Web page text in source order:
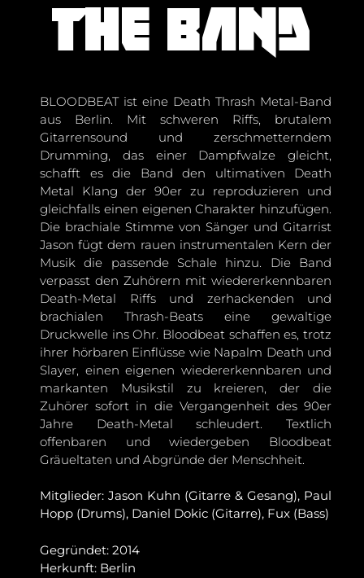
The band
BLOODBEAT ist eine Death Thrash Metal-Band
aus Berlin. Mit schweren Riffs, brutalem
Gitarrensound und zerschmetterndem
Drumming, das einer Dampfwalze gleicht,
schafft es die Band den ultimativen Death
Metal Klang der 90er zu reproduzieren und
gleichfalls einen eigenen Charakter hinzufügen.
Die brachiale Stimme von Sänger und Gitarrist
Jason fügt dem rauen instrumentalen Kern der
Musik die passende Schale hinzu. Die Band
verpasst den Zuhörern mit wiedererkennbaren
Death-Metal Riffs und zerhackenden und
brachialen Thrash-Beats eine gewaltige
Druckwelle ins Ohr. Bloodbeat schaffen es, trotz
ihrer hörbaren Einflüsse wie Napalm Death und
Slayer, einen eigenen wiedererkennbaren und
markanten Musikstil zu kreieren, der die
Zuhörer sofort in die Vergangenheit des 90er
Jahre Death-Metal schleudert. Textlich
offenbaren und wiedergeben Bloodbeat
Gräueltaten und Abgründe der Menschheit.
Mitglieder: Jason Kuhn (Gitarre & Gesang), Paul
Hopp (Drums), Daniel Dokic (Gitarre), Fux (Bass)
Gegründet: 2014
Herkunft: Berlin